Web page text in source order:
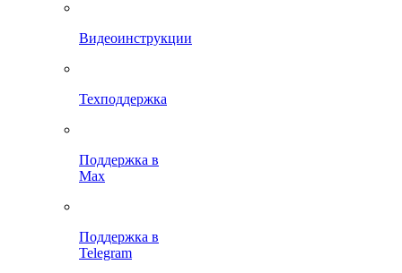
Видеоинструкции
Техподдержка
Поддержка в
Max
Поддержка в
Telegram